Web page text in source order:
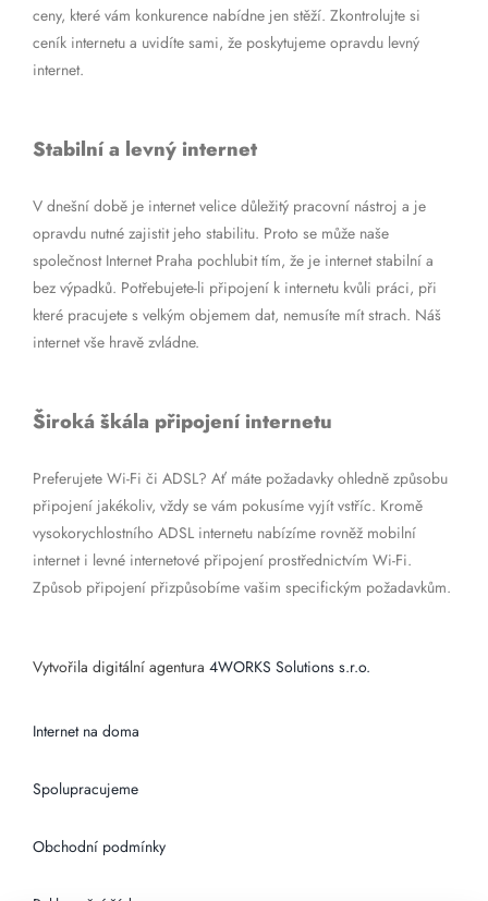
ceny, které vám konkurence nabídne jen stěží. Zkontrolujte si
ceník internetu a uvidíte sami, že poskytujeme opravdu levný
internet.
Stabilní a levný internet
V dnešní době je internet velice důležitý pracovní nástroj a je
opravdu nutné zajistit jeho stabilitu. Proto se může naše
společnost Internet Praha pochlubit tím, že je internet stabilní a
bez výpadků. Potřebujete-li připojení k internetu kvůli práci, při
které pracujete s velkým objemem dat, nemusíte mít strach. Náš
internet vše hravě zvládne.
Široká škála připojení internetu
Preferujete Wi-Fi či ADSL? Ať máte požadavky ohledně způsobu
připojení jakékoliv, vždy se vám pokusíme vyjít vstříc. Kromě
vysokorychlostního ADSL internetu nabízíme rovněž mobilní
internet i levné internetové připojení prostřednictvím Wi-Fi.
Způsob připojení přizpůsobíme vašim specifickým požadavkům.
Vytvořila digitální agentura 4WORKS Solutions s.r.o.
Internet na doma
Spolupracujeme
Obchodní podmínky